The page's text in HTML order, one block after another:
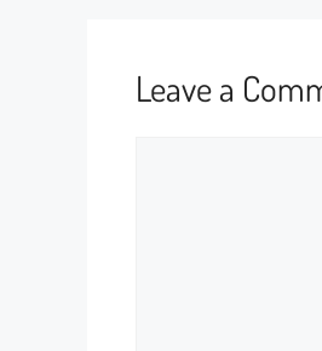
Leave a